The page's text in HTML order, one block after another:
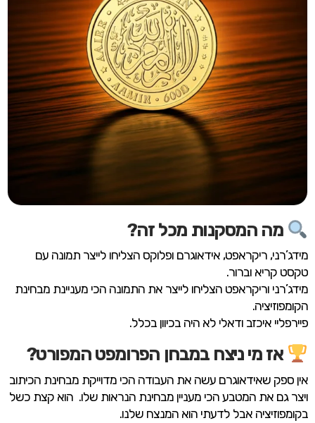
מה המסקנות מכל זה?
מידג’רני, ריקראפט, אידאוגרם ופלוקס הצליחו לייצר תמונה עם
טקסט קריא וברור.
מידג’רני וריקראפט הצליחו לייצר את התמונה הכי מעניינת מבחינת
הקומפוזיציה.
פיירפליי איכזב ודאלי לא היה בכיוון בכלל.
אז מי ניצח במבחן הפרומפט המפורט?
אין ספק שאידאוגרם עשה את העבודה הכי מדוייקת מבחינת הכיתוב
ויצר גם את המטבע הכי מעניין מבחינת הנראות שלו. הוא קצת כשל
בקומפוזיציה אבל לדעתי הוא המנצח שלנו.